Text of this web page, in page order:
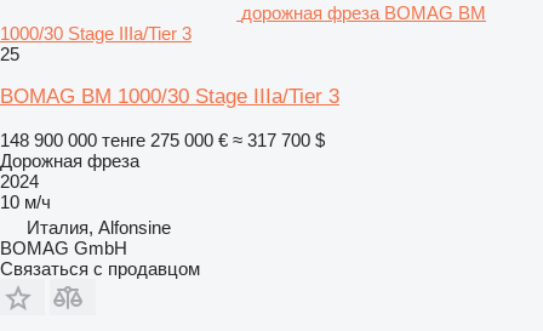
дорожная фреза BOMAG BM
1000/30 Stage IIIa/Tier 3
25
BOMAG BM 1000/30 Stage IIIa/Tier 3
148 900 000 тенге 275 000 € ≈ 317 700 $
Дорожная фреза
2024
10 м/ч
Италия, Alfonsine
BOMAG GmbH
Связаться с продавцом